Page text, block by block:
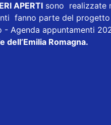
APERTI sono realizzate
fanno parte del
Agenda appuntamenti
Romagna.